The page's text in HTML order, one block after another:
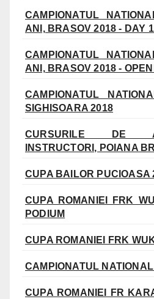
CAMPIONATUL
ANI, BRASOV 2018 - DAY
CAMPIONATUL
ANI, BRASOV 2018 -
CAMPIONATUL
SIGHISOARA 2018
CURSURILE DE
INSTRUCTORI, POIANA
CUPA BAILOR PUCIOASA
CUPA ROMANIEI FRK
PODIUM
CUPA ROMANIEI FRK
CAMPIONATUL
CUPA ROMANIEI FR